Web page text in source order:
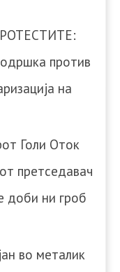
против
на
Голи Оток
претседавач
доби ни гроб
во металик